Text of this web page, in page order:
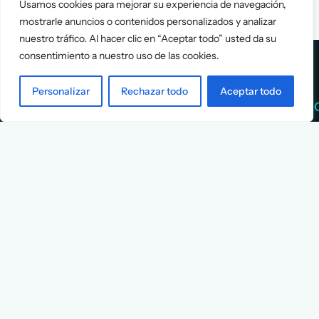
Usamos cookies para mejorar su experiencia de navegación,
mostrarle anuncios o contenidos personalizados y analizar
nuestro tráfico. Al hacer clic en “Aceptar todo” usted da su
consentimiento a nuestro uso de las cookies.
Personalizar Rechazar todo Aceptar todo
Services Info